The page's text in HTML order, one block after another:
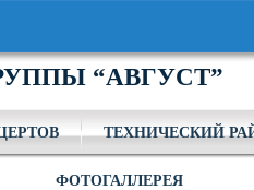
“АВГУСТ”
ТЕХНИЧЕСКИЙ
ФОТОГАЛЛЕРЕЯ